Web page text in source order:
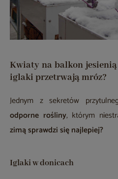
Kwiaty na balkon
iglaki przetrwają mróz?
Jednym z sekretów
odporne rośliny, którym
zimą sprawdzi się najlepiej?
​​Iglaki w donicach